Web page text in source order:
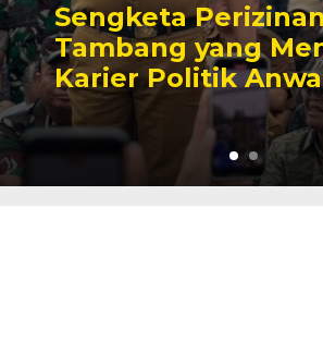
Sengketa
Tambang yang
Karier Politik